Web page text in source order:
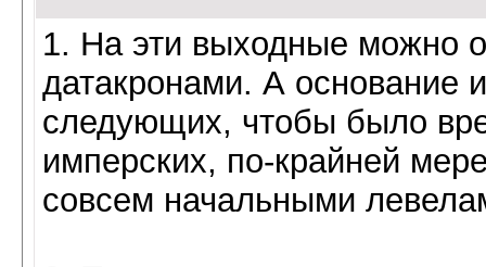
1. На эти выходные можно
датакронами. А основание
следующих, чтобы было
имперских, по-крайней
совсем начальными